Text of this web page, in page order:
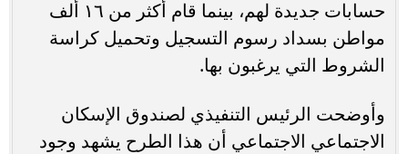
حسابات جديدة لهم، بينما قام أكثر من ١٦ ألف
مواطن بسداد رسوم التسجيل وتحميل كراسة
الشروط التي يرغبون بها.
وأوضحت الرئيس التنفيذي لصندوق الإسكان
الاجتماعي الاجتماعي أن هذا الطرح يشهد وجود